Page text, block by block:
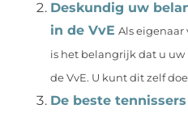
Deskundig uw
in de VvE Als
is het belangrijk dat u
de VvE. U kunt dit zelf
De beste tennissers